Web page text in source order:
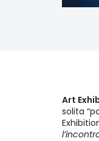
Art
solita